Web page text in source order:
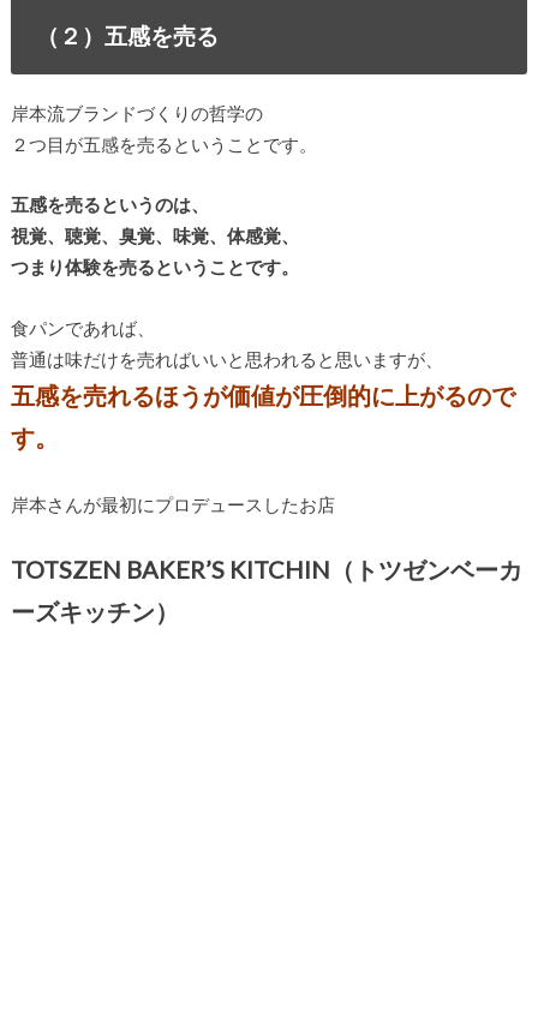
（２）五感を売る
岸本流ブランドづくりの哲学の
２つ目が五感を売るということです。
五感を売るというのは、
視覚、聴覚、臭覚、味覚、体感覚、
つまり体験を売るということです。
食パンであれば、
普通は味だけを売ればいいと思われると思いますが、
五感を売れるほうが価値が圧倒的に上がるので
す。
岸本さんが最初にプロデュースしたお店
TOTSZEN BAKER’S KITCHIN（トツゼンベーカ
ーズキッチン）